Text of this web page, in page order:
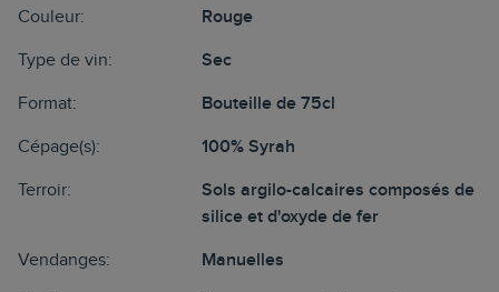
Couleur: Rouge
Type de vin: Sec
Format: Bouteille de 75cl
Cépage(s): 100% Syrah
Terroir:
Sols argilo-calcaires composés de
silice et d'oxyde de fer
Vendanges: Manuelles